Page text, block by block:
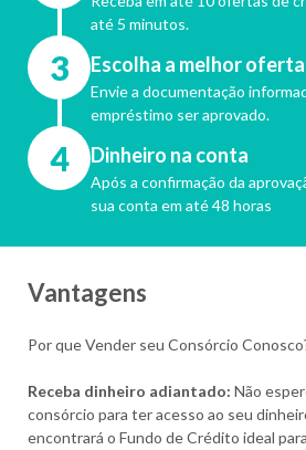
até 5 minutos.
3 Escolha a melhor oferta
Envie a documentação
empréstimo ser aprovado.
4 Dinheiro na conta
Após a confirmação da
sua conta em até 48 horas
Vantagens
Por que Vender seu Consórcio
Receba dinheiro adiantado: Não
consórcio para ter acesso ao seu
encontrará o Fundo de Crédito ideal